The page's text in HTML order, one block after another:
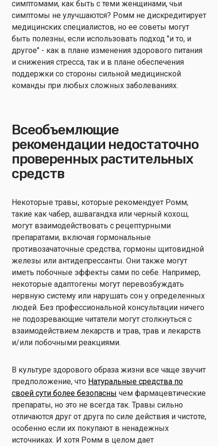
симптомами, как быть с теми женщинами, чьи
симптомы не улучшаются? Ромм не дискредитирует
медицинских специалистов, но ее советы могут
быть полезны, если использовать подход "и то, и
другое" - как в плане изменения здорового питания
и снижения стресса, так и в плане обеспечения
поддержки со стороны сильной медицинской
команды при любых сложных заболеваниях.
Всеобъемлющие
рекомендации недостаточно
проверенных растительных
средств
Некоторые травы, которые рекомендует Ромм,
такие как чабер, ашвагандха или черный кохош,
могут взаимодействовать с рецептурными
препаратами, включая гормональные
противозачаточные средства, гормоны щитовидной
железы или антидепрессанты. Они также могут
иметь побочные эффекты сами по себе. Например,
некоторые адаптогены могут перевозбуждать
нервную систему или нарушать сон у определенных
людей. Без профессиональной консультации ничего
не подозревающие читатели могут столкнуться с
взаимодействием лекарств и трав, трав и лекарств
и/или побочными реакциями.
В культуре здорового образа жизни все чаще звучит
предположение, что Натуральные средства по
своей сути более безопасны чем фармацевтические
препараты, но это не всегда так. Травы сильно
отличаются друг от друга по силе действия и чистоте,
особенно если их покупают в ненадежных
источниках. И хотя Ромм в целом дает